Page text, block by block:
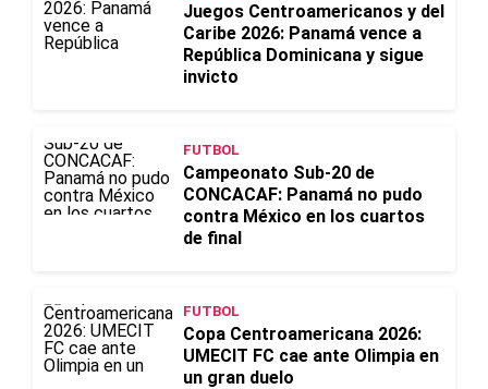
Juegos Centroamericanos y del
Caribe 2026: Panamá vence a
República Dominicana y sigue
invicto
FUTBOL
Campeonato Sub-20 de
CONCACAF: Panamá no pudo
contra México en los cuartos
de final
FUTBOL
Copa Centroamericana 2026:
UMECIT FC cae ante Olimpia en
un gran duelo